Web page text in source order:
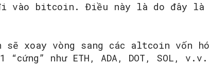
vào bitcoin. Điều này là do đây
sẽ xoay vòng sang các altcoin vốn
như ETH, ADA, DOT, SOL, v.v.